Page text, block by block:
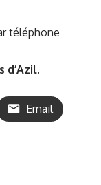
téléphone
d’Azil.
Email